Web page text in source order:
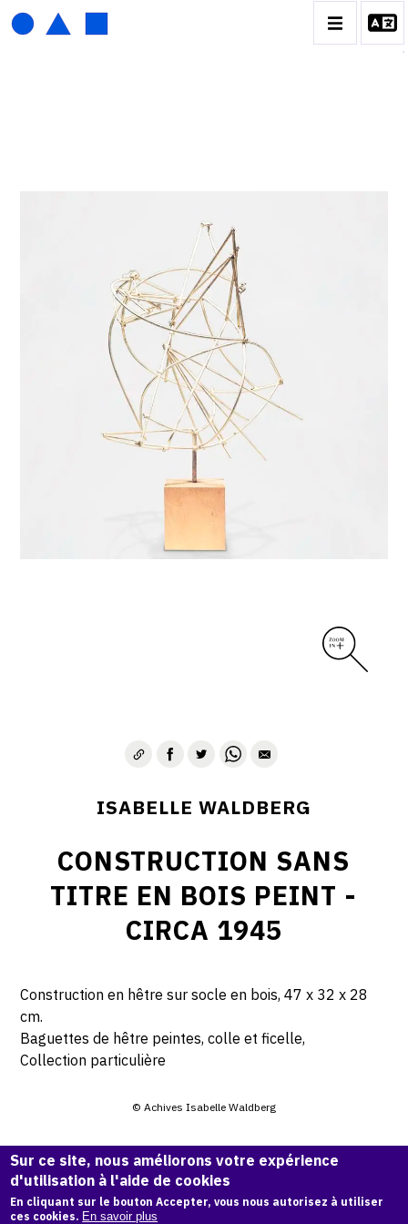
CATALOGUE DES OEUVRES
CONTACT
ISABELLE WALDBERG
CONSTRUCTION SANS
TITRE EN BOIS PEINT -
CIRCA 1945
Construction en hêtre sur socle en bois, 47 x 32 x 28
cm.
Baguettes de hêtre peintes, colle et ficelle,
Collection particulière
© Achives Isabelle Waldberg
CITER CETTE ŒUVRE
Isabelle Waldberg, Construction sans titre en bois peint - circa
1945.
Sur ce site, nous améliorons votre expérience
d'utilisation à l'aide de cookies
En cliquant sur le bouton Accepter, vous nous autorisez à utiliser
ces cookies. En savoir plus